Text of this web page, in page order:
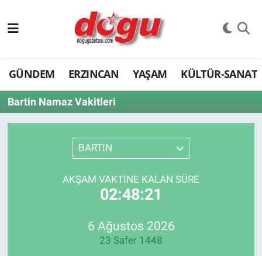
GÜNDEM ERZINCAN YAŞAM KÜLTÜR-SANAT
Bartin Namaz Vakitleri
BARTIN
AKŞAM VAKTINE KALAN SÜRE
02:48:21
6 Ağustos 2026
23 Safer 1448
ERZINCAN
GÜNDEM
ERZİNCAN FOTOĞRAFLARI
Bilim, teknoloji